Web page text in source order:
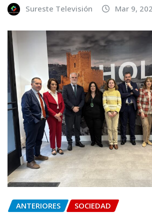
Sureste Televisión Mar 9,
ANTERIORES SOCIEDAD